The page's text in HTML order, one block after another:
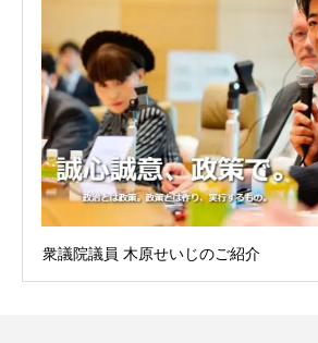
衆議院議員 木原せいじのご紹介